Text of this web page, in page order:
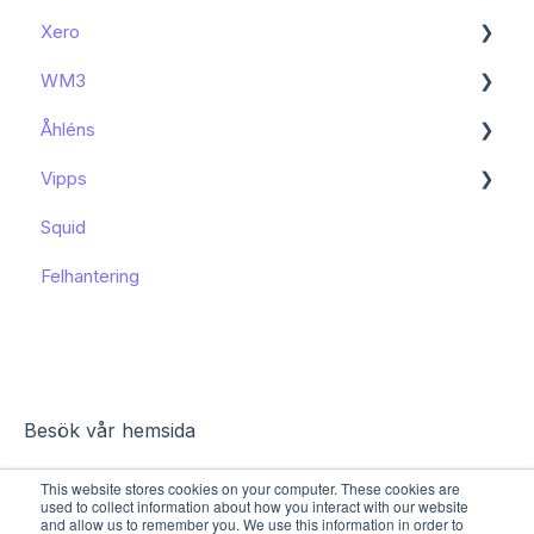
This website stores cookies on your computer. These cookies are
used to collect information about how you interact with our website
and allow us to remember you. We use this information in order to
Kom igång
Kända begränsningar
Xero
Kom igång
WM3
Kom igång
Åhléns
Kom igång
Funktioner och användning
Kända begränsningar
Vipps
Funktioner och användning
Squid
Felhantering
Besök vår hemsida